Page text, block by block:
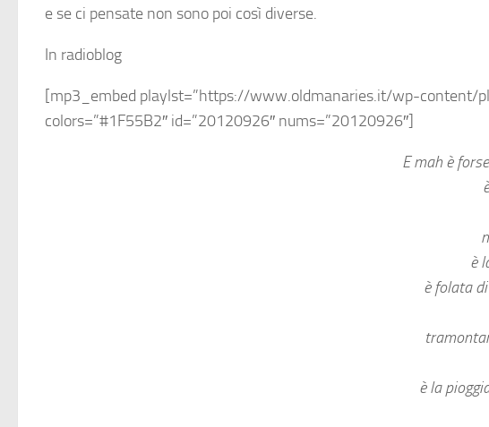
e se ci pensate non sono poi così diverse.
In radioblog
[mp3_embed playlst=”https://www.oldmanaries.it/wp-content/
colors=”#1F55B2″ id=”20120926″ nums=”20120926″]
E mah è
è
è folata
è la